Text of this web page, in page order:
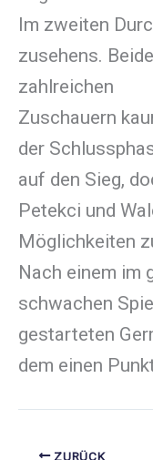
Im zweiten
zusehens.
zahlreichen
Zuschauern
der
auf den Sieg,
Petekci und
Möglichkeiten
Nach einem im
schwachen
gestarteten
dem einen
ZURÜCK